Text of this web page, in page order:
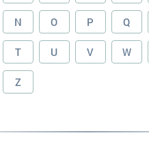
N O P Q
T U V W
Z